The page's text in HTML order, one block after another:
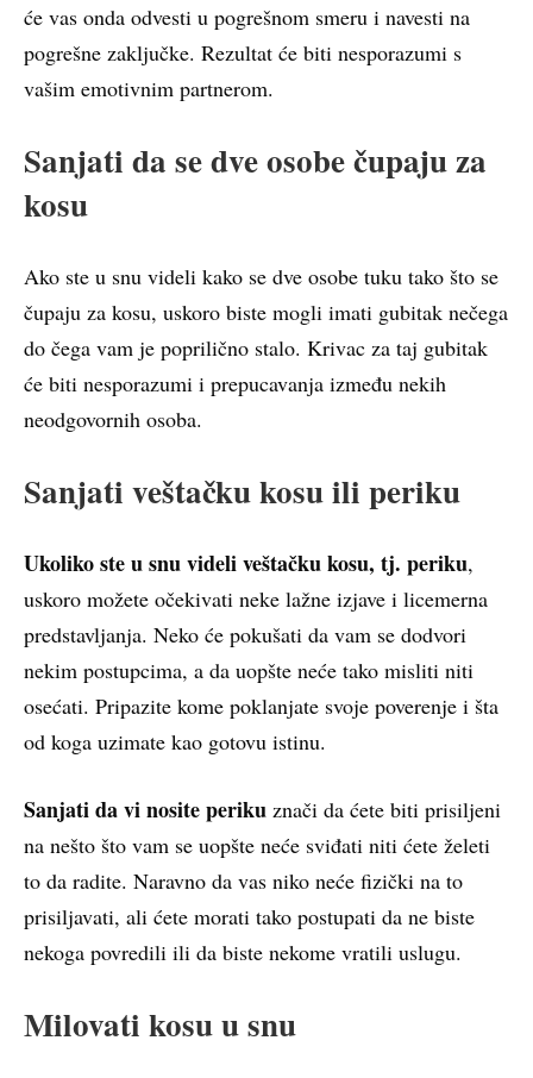
će vas onda odvesti u pogrešnom smeru i navesti na
pogrešne zaključke. Rezultat će biti nesporazumi s
vašim emotivnim partnerom.
Sanjati da se dve osobe čupaju za
kosu
Ako ste u snu videli kako se dve osobe tuku tako što se
čupaju za kosu, uskoro biste mogli imati gubitak nečega
do čega vam je poprilično stalo. Krivac za taj gubitak
će biti nesporazumi i prepucavanja između nekih
neodgovornih osoba.
Sanjati veštačku kosu ili periku
Ukoliko ste u snu videli veštačku kosu, tj. periku,
uskoro možete očekivati neke lažne izjave i licemerna
predstavljanja. Neko će pokušati da vam se dodvori
nekim postupcima, a da uopšte neće tako misliti niti
osećati. Pripazite kome poklanjate svoje poverenje i šta
od koga uzimate kao gotovu istinu.
Sanjati da vi nosite periku znači da ćete biti prisiljeni
na nešto što vam se uopšte neće sviđati niti ćete želeti
to da radite. Naravno da vas niko neće fizički na to
prisiljavati, ali ćete morati tako postupati da ne biste
nekoga povredili ili da biste nekome vratili uslugu.
Milovati kosu u snu